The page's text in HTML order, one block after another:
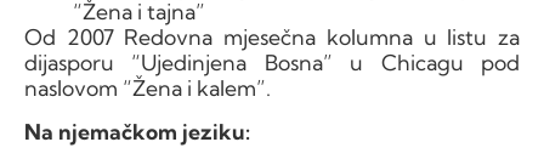
“Žena i tajna”
Od 2007 Redovna mjesečna kolumna u listu za
dijasporu “Ujedinjena Bosna” u Chicagu pod
naslovom “Žena i kalem”.
Na njemačkom jeziku: